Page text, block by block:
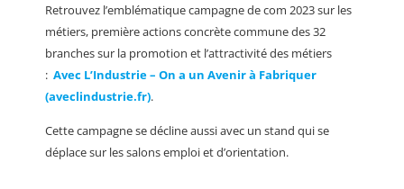
Retrouvez l’emblématique campagne de com 2023 sur les
métiers, première actions concrète commune des 32
branches sur la promotion et l’attractivité des métiers
: Avec L’Industrie – On a un Avenir à Fabriquer
(aveclindustrie.fr).
Cette campagne se décline aussi avec un stand qui se
déplace sur les salons emploi et d’orientation.